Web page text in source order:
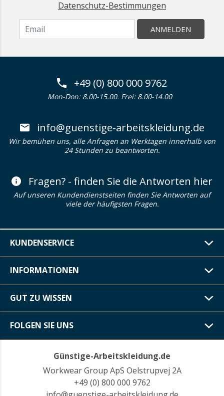
Datenschutz-Bestimmungen
ANMELDEN
+49 (0) 800 000 9762
Mon-Don: 8.00-15.00. Frei: 8.00-14.00
info@guenstige-arbeitskleidung.de
Wir bemühen uns, alle Anfragen an Werktagen innerhalb von
24 Stunden zu beantworten.
Fragen? - finden Sie die Antworten hier
Auf unseren Kundendienstseiten finden Sie Antworten auf
viele der häufigsten Fragen.
KUNDENSERVICE
INFORMATIONEN
GUT ZU WISSEN
FOLGEN SIE UNS
Günstige-Arbeitskleidung.de
Workwear Group ApS Oelstrupvej 2A
+49 (0) 800 000 9762